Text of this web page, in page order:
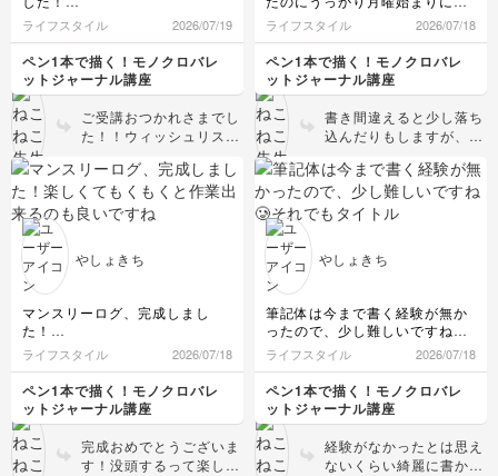
ウィッシュリストは勝手に100
にした上に、テーマごとに出し
たかったので改造してしまいま
した🥺
やりたいこと100はこれからの
んびり出していこうと思います
🥰
ライフスタイル 2026/07/19
ペン1本で描く！モノクロバレ
ットジャーナル講座
ご受講おつかれさまでし
た！！ウィッシュリスト
います✨なかなか出すの
も大変ですが書ききった
時の達成感が凄まじいで
てしまいました😂
いや、これも手作りの味ですよ
ねっ！！(と思い込むことにしま
した)
8月から使い始めたいので、デ
イリーログのページを増やして
いきたいと思います😊
ライフスタイル 2026/07/18
ペン1本で描く！モノクロバレ
ットジャーナル講座
書き間違えると少し落ち
込んだりもしますが、次
できるのが手書きのいい
ところだと思います✨少
しの間違いとかは継続し
手作りの味と思えるやし
続けていけると思います
😆頑張ってくださいね〜
✨
やしょきち
マンスリーログ、完成しまし
た！
楽しくてもくもくと作業出来る
のも良いですね……ここに何を
書こう、続けてかけるかなぁ、
とわくわくしました！
前回のマイレポで筆記体褒めて
頂けて嬉しかったです🥰️
ライフスタイル 2026/07/18
ペン1本で描く！モノクロバレ
ットジャーナル講座
完成おめでとうございま
す！没頭するって楽しい
やしょきち
筆記体は今まで書く経験が無か
ったので、少し難しいですね🥲
それでもタイトルが可愛く書け
た気がするので、今回はおっけ
ーということにして、下書きを
終えました！
ペン入れも楽しみです🎶
ライフスタイル 2026/07/18
ペン1本で描く！モノクロバレ
ットジャーナル講座
経験がなかったとは思え
ないくらい綺麗に書かれ